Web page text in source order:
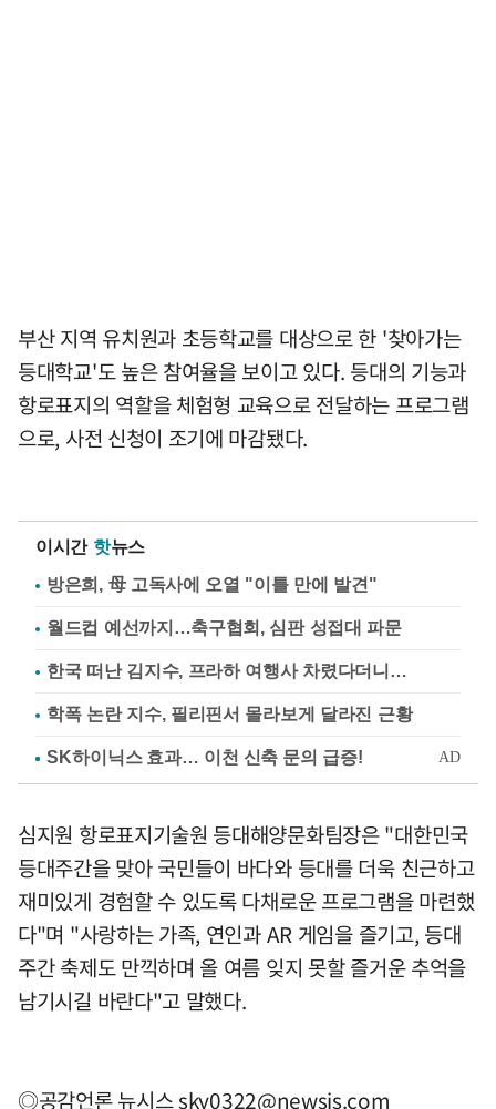
부산 지역 유치원과 초등학교를 대상으로 한 '찾아가는
등대학교'도 높은 참여율을 보이고 있다. 등대의 기능과
항로표지의 역할을 체험형 교육으로 전달하는 프로그램
으로, 사전 신청이 조기에 마감됐다.
이시간 핫뉴스
방은희, 母 고독사에 오열 "이틀 만에 발견"
월드컵 예선까지…축구협회, 심판 성접대 파문
한국 떠난 김지수, 프라하 여행사 차렸다더니…
학폭 논란 지수, 필리핀서 몰라보게 달라진 근황
심지원 항로표지기술원 등대해양문화팀장은 "대한민국
등대주간을 맞아 국민들이 바다와 등대를 더욱 친근하고
재미있게 경험할 수 있도록 다채로운 프로그램을 마련했
다"며 "사랑하는 가족, 연인과 AR 게임을 즐기고, 등대
주간 축제도 만끽하며 올 여름 잊지 못할 즐거운 추억을
남기시길 바란다"고 말했다.
◎공감언론 뉴시스sky0322@newsis.com